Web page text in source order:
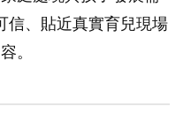
信、貼近真實育兒現場
。